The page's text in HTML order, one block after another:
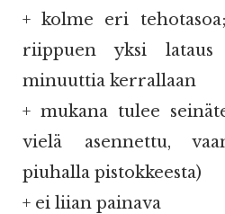
+ kolme eri
riippuen yksi
minuuttia kerrallaan
+ mukana tulee
vielä asennettu,
piuhalla pistokkeesta)
+ ei liian painava